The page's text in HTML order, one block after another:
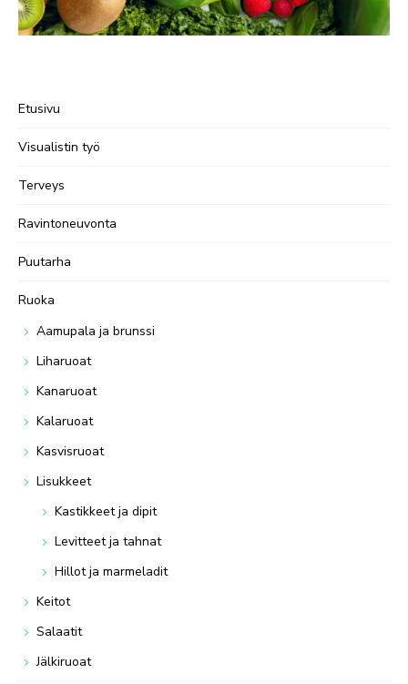
Etusivu
Visualistin työ
Terveys
Ravintoneuvonta
Puutarha
Ruoka
Aamupala ja brunssi
Liharuoat
Kanaruoat
Kalaruoat
Kasvisruoat
Lisukkeet
Kastikkeet ja dipit
Levitteet ja tahnat
Hillot ja marmeladit
Keitot
Salaatit
Jälkiruoat